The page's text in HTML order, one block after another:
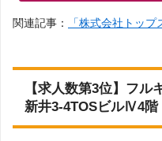
関連記事： 「株式会社トッ
【求人数第3位】フ
新井3-4TOSビルⅣ4階